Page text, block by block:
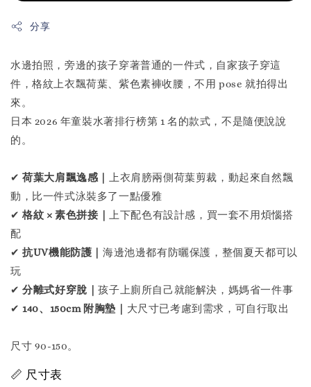
分享
水邊拍照，旁邊的孩子穿著普通的一件式，自家孩子穿這
件，格紋上衣飄荷葉、紫色素褲收腰，不用 pose 就拍得出
來。
日本 2026 年童裝水著排行榜第 1 名的款式，不是隨便說說
的。
✔荷葉大肩飄逸感｜上衣肩膀兩側荷葉剪裁，動起來自然飄
動，比一件式泳裝多了一點優雅
✔格紋 × 素色拼接｜上下配色有設計感，買一套不用煩惱搭
配
✔抗UV機能防護｜海邊池邊都有防曬保護，整個夏天都可以
玩
✔分離式好穿脫｜孩子上廁所自己就能解決，媽媽省一件事
✔140、150cm 附胸墊｜ 大尺寸已考慮到需求，可自行取出
尺寸 90-150。
📏 尺寸表